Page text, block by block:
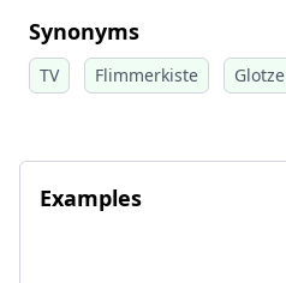
Synonyms
TV Flimmerkiste Glotze
Examples